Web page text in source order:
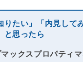
りたい」「内見して
と思ったら
ックスプロパティ